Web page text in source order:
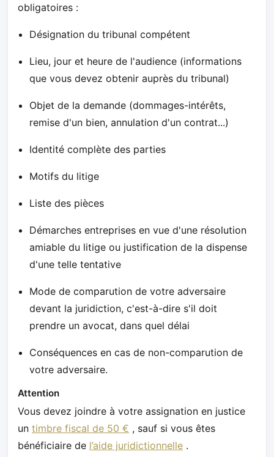
obligatoires :
Désignation du tribunal compétent
Lieu, jour et heure de l'audience (informations
que vous devez obtenir auprès du tribunal)
Objet de la demande (dommages-intérêts,
remise d'un bien, annulation d'un contrat...)
Identité complète des parties
Motifs du litige
Liste des pièces
Démarches entreprises en vue d'une résolution
amiable du litige ou justification de la dispense
d'une telle tentative
Mode de comparution de votre adversaire
devant la juridiction, c'est-à-dire s'il doit
prendre un avocat, dans quel délai
Conséquences en cas de non-comparution de
votre adversaire.
Attention
Vous devez joindre à votre assignation en justice
un timbre fiscal de 50 € , sauf si vous êtes
bénéficiaire de l’aide juridictionnelle .